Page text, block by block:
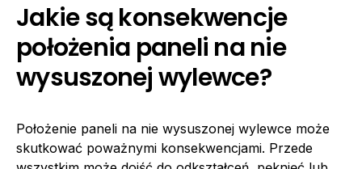
Jakie są konsekwencje
położenia paneli na nie
wysuszonej wylewce?
Położenie paneli na nie wysuszonej wylewce może
skutkować poważnymi konsekwencjami. Przede